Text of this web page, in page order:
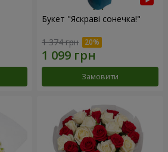
Букет "Яскраві сонечка!"
1 374 грн
Замовити